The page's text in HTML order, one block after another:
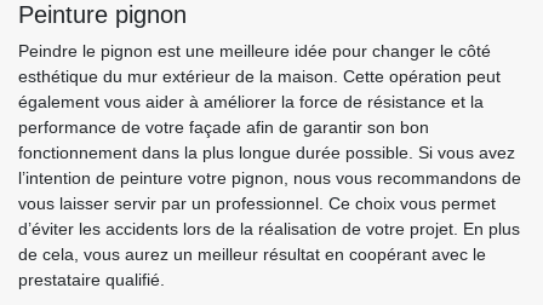
Peinture pignon
Peindre le pignon est une meilleure idée pour changer le côté
esthétique du mur extérieur de la maison. Cette opération peut
également vous aider à améliorer la force de résistance et la
performance de votre façade afin de garantir son bon
fonctionnement dans la plus longue durée possible. Si vous avez
l’intention de peinture votre pignon, nous vous recommandons de
vous laisser servir par un professionnel. Ce choix vous permet
d’éviter les accidents lors de la réalisation de votre projet. En plus
de cela, vous aurez un meilleur résultat en coopérant avec le
prestataire qualifié.